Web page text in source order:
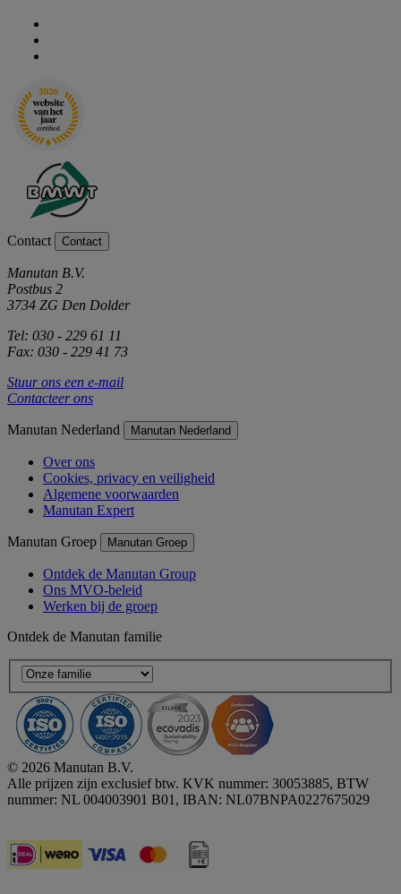
Contact Contact
Manutan B.V.
Postbus 2
3734 ZG Den Dolder
Tel: 030 - 229 61 11
Fax: 030 - 229 41 73
Stuur ons een e-mail
Contacteer ons
Manutan Nederland Manutan Nederland
Over ons
Cookies, privacy en veiligheid
Algemene voorwaarden
Manutan Expert
Manutan Groep Manutan Groep
Ontdek de Manutan Group
Ons MVO-beleid
Werken bij de groep
Ontdek de Manutan familie
© 2026 Manutan B.V.
Alle prijzen zijn exclusief btw. KVK nummer: 30053885, BTW
nummer: NL 004003901 B01, IBAN: NL07BNPA0227675029